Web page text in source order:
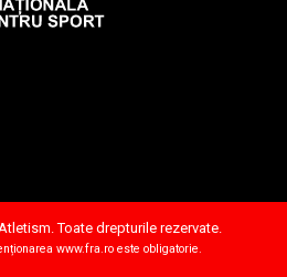
Toate drepturile rezervate.
www.fra.ro este obligatorie.